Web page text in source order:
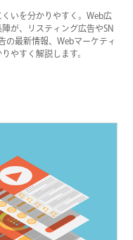
いを分かりやすく。Web広
が、リスティング広告やSN
の最新情報、Webマーケティ
やすく解説します。